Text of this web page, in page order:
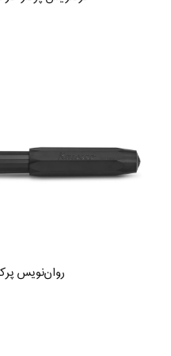
روان‌نویس